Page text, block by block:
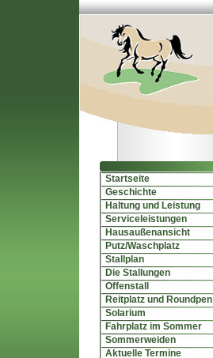
Startseite
Geschichte
Haltung und Leistung
Serviceleistungen
Hausaußenansicht
Putz/Waschplatz
Stallplan
Die Stallungen
Offenstall
Reitplatz und Roundpen
Solarium
Fahrplatz im Sommer
Sommerweiden
Aktuelle Termine